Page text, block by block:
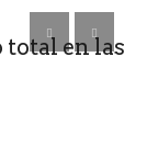
total en las